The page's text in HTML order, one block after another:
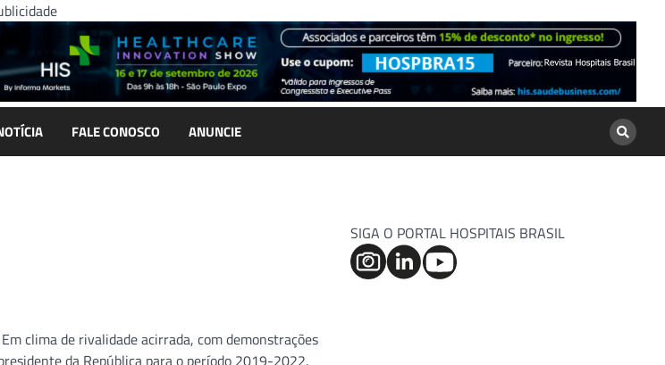
FALE CONOSCO ANUNCIE
clima de rivalidade acirrada, com demonstrações
da República para o período 2019-2022.
SIGA O PORTAL HOSPITAIS BRASIL